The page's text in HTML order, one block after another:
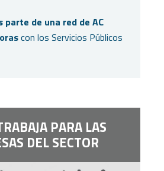
parte de una red de AC
con los Servicios Públicos
PARA LAS
DEL SECTOR